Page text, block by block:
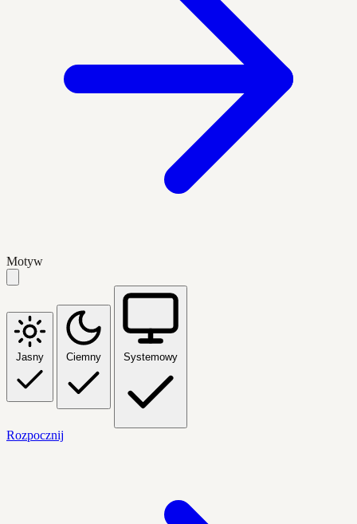
Motyw
Jasny Ciemny Systemowy
Rozpocznij